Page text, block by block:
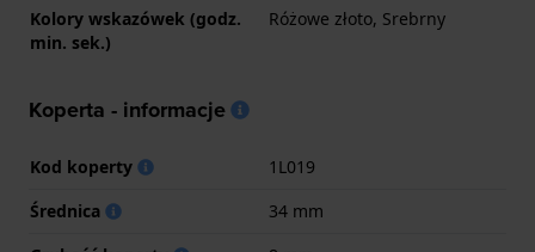
Kolory wskazówek (godz.
min. sek.)
Różowe złoto, Srebrny
Koperta - informacje
Kod koperty
1L019
Średnica
34 mm